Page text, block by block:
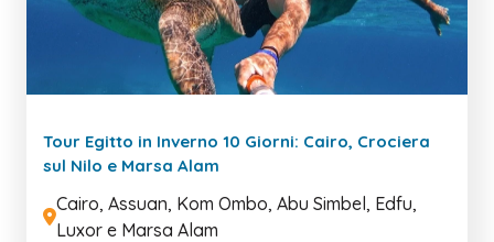
Tour Egitto in Inverno 10 Giorni: Cairo, Crociera
sul Nilo e Marsa Alam
Cairo, Assuan, Kom Ombo, Abu Simbel, Edfu,
Luxor e Marsa Alam